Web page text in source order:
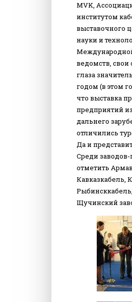
MVK,
институтом
выставочного
науки и
ведомств, свои
глаза
годом (в этом
что выставка
предприятий
дальнего
отличились
Да и
Среди
отметить
Кавказкабель,
Щучинский